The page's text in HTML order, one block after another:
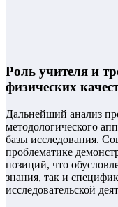
Роль учителя и
физических
Дальнейший анализ
методологического
базы исследования.
проблематике
позиций, что
знания, так и
исследовательской